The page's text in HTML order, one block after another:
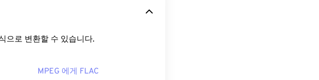
확장자는
에서 열립니다. 챕터, 캡션, 자막, 메
른 형식으로 변환할 수 있습니다.
MPEG 에게 FLAC